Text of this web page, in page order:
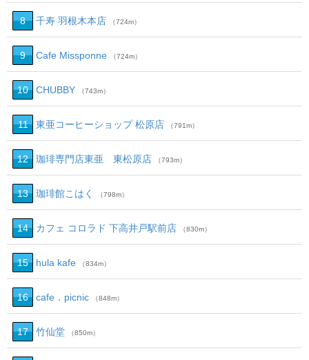
8 千寿 羽根木本店 （724m）
9 Cafe Missponne （724m）
10 CHUBBY （743m）
11 東亜コーヒーショップ 松原店 （791m）
12 珈琲専門店東亜 東松原店 （793m）
13 珈琲館こはく （798m）
14 カフェ コロラド 下高井戸駅前店 （830m）
15 hula kafe （834m）
16 cafe．picnic （848m）
17 竹仙堂 （850m）